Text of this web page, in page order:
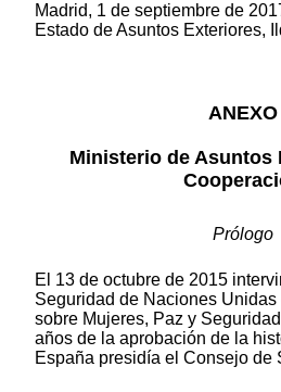
Madrid, 1 de septiembre de
Estado de Asuntos Exteriores,
ANEXO
Ministerio de Asuntos
Prólogo
El 13 de octubre de 2015
Seguridad de Naciones
sobre Mujeres, Paz y
años de la aprobación de la
España presidía el Consejo de